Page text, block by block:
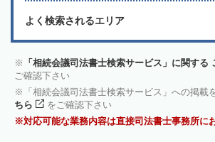
よく検索されるエリア
「相続会議司法書士検索サービス」に関する
ご確認下さい
「相続会議司法書士検索サービス」への掲載
ちら
をご確認下さい
対応可能な業務内容は直接司法書士事務所に